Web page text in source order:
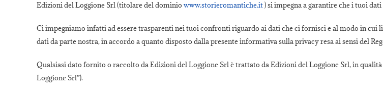
Edizioni del Loggione Srl (titolare del dominio www.storieromantiche.it) si impegna a garantire che i tuoi
Ci impegniamo infatti ad essere trasparenti nei tuoi confronti riguardo ai dati che ci fornisci e al modo in
dati da parte nostra, in accordo a quanto disposto dalla presente informativa sulla privacy resa ai sensi del
Qualsiasi dato fornito o raccolto da Edizioni del Loggione Srl è trattato da Edizioni del Loggione Srl, in
Loggione Srl”).